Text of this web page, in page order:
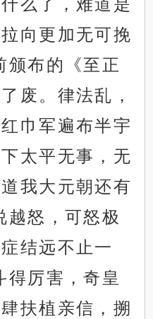
么了，难道是
向更加无可挽
颁布的《至正
废。律法乱，
巾军遍布半宇
太平无事，无
我大元朝还有
越怒，可怒极
结远不止一
得厉害，奇皇
扶植亲信，搠